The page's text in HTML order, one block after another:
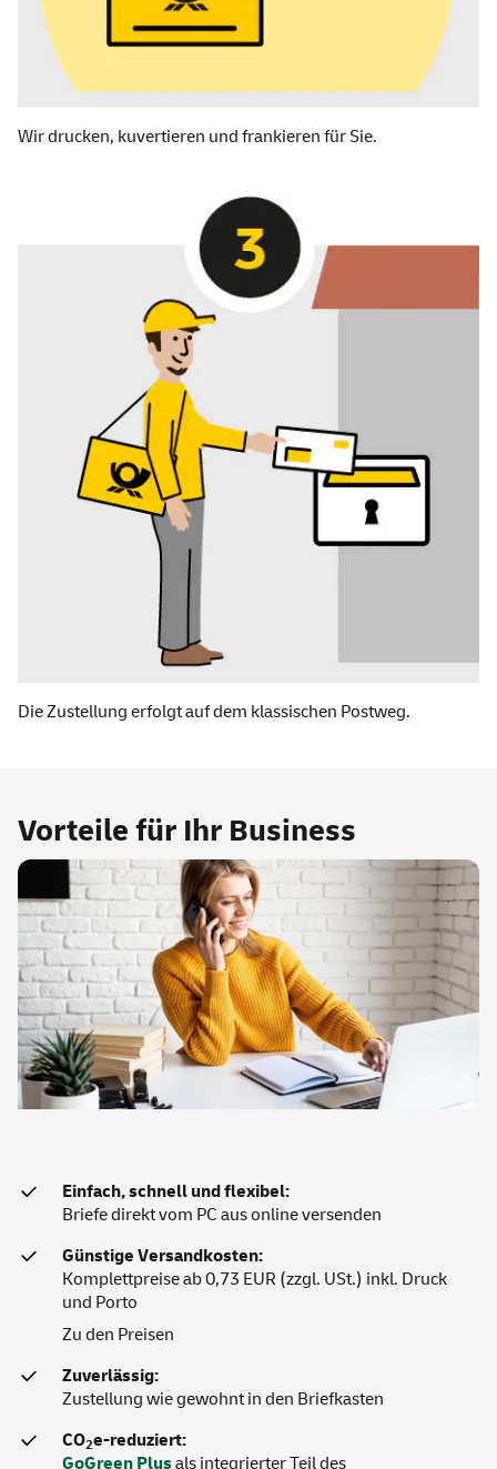
Wir drucken, kuvertieren und frankieren für Sie.
Die Zustellung erfolgt auf dem klassischen Postweg.
Vorteile für Ihr Business
Einfach, schnell und flexibel:
Briefe direkt vom PC aus online versenden
Günstige Versandkosten:
Komplettpreise ab 0,73 EUR (zzgl. USt.) inkl. Druck
und Porto
Zu den Preisen
Zuverlässig:
Zustellung wie gewohnt in den Briefkasten
CO2e-reduziert:
GoGreen Plusals integrierter Teil des